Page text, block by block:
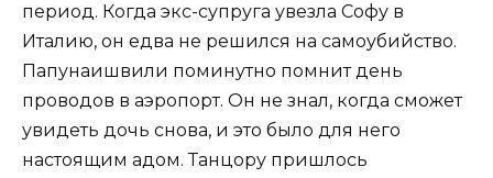
период. Когда экс-супруга увезла Софу в
Италию, он едва не решился на самоубийство.
Папунаишвили поминутно помнит день
проводов в аэропорт. Он не знал, когда сможет
увидеть дочь снова, и это было для него
настоящим адом. Танцору пришлось